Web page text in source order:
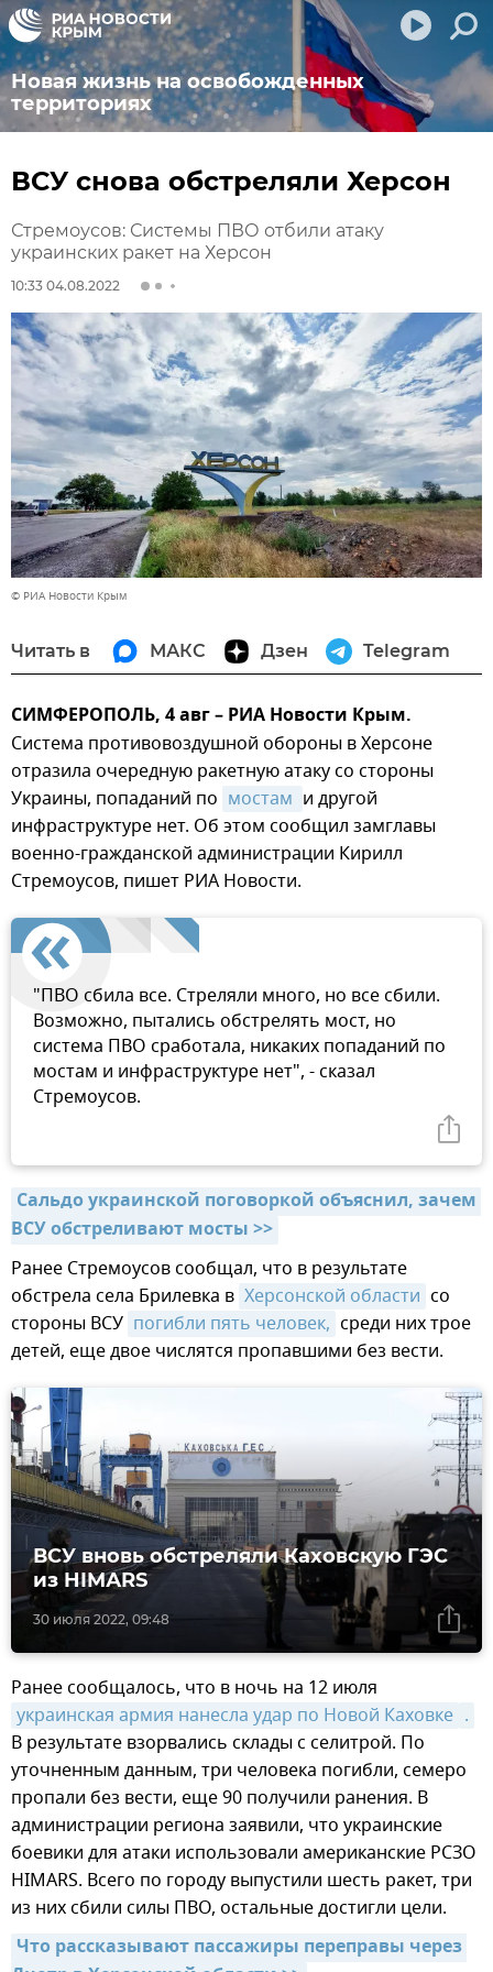
Новая жизнь на освобожденных
территориях
ВСУ снова обстреляли Херсон
Стремоусов: Системы ПВО отбили атаку
украинских ракет на Херсон
10:33 04.08.2022
© РИА Новости Крым
Читать в МАКС Дзен Telegram
СИМФЕРОПОЛЬ, 4 авг – РИА Новости Крым.
Система противовоздушной обороны в Херсоне
отразила очередную ракетную атаку со стороны
Украины, попаданий по мостам и другой
инфраструктуре нет. Об этом сообщил замглавы
военно-гражданской администрации Кирилл
Стремоусов, пишет РИА Новости.
"ПВО сбила все. Стреляли много, но все сбили.
Возможно, пытались обстрелять мост, но
система ПВО сработала, никаких попаданий по
мостам и инфраструктуре нет", - сказал
Стремоусов.
Сальдо украинской поговоркой объяснил, зачем
ВСУ обстреливают мосты >>
Ранее Стремоусов сообщал, что в результате
обстрела села Брилевка в Херсонской области со
стороны ВСУ погибли пять человек, среди них трое
детей, еще двое числятся пропавшими без вести.
30 июля 2022, 09:48
ВСУ вновь обстреляли Каховскую ГЭС
из HIMАRS
Ранее сообщалось, что в ночь на 12 июля
украинская армия нанесла удар по Новой Каховке .
В результате взорвались склады с селитрой. По
уточненным данным, три человека погибли, семеро
пропали без вести, еще 90 получили ранения. В
администрации региона заявили, что украинские
боевики для атаки использовали американские РСЗО
HIMARS. Всего по городу выпустили шесть ракет, три
из них сбили силы ПВО, остальные достигли цели.
Что рассказывают пассажиры переправы через